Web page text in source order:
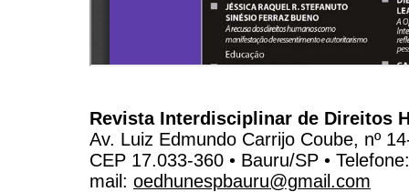
Revista Interdisciplinar de Direitos
Av. Luiz Edmundo Carrijo Coube, nº
CEP 17.033-360 • Bauru/SP •
mail: oedhunespbauru@gmail.com